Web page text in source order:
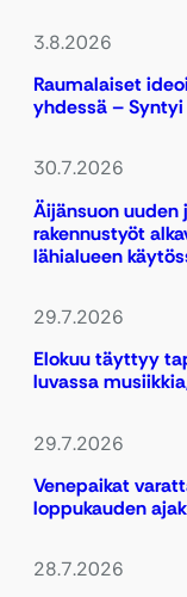
3.8.2026
Raumalaiset
yhdessä –
30.7.2026
Äijänsuon uuden
rakennustyöt
lähialueen
29.7.2026
Elokuu täyttyy
luvassa
29.7.2026
Venepaikat
loppukauden
28.7.2026